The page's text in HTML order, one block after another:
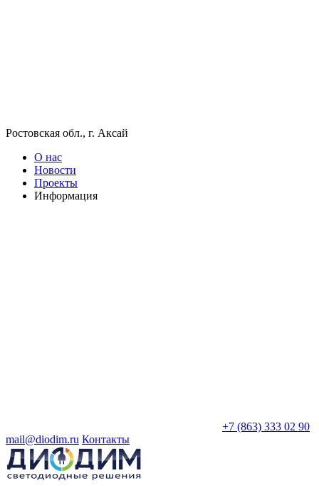
Ростовская обл., г. Аксай
О нас
Новости
Проекты
Информация
+7 (863) 333 02 90
mail@diodim.ru Контакты